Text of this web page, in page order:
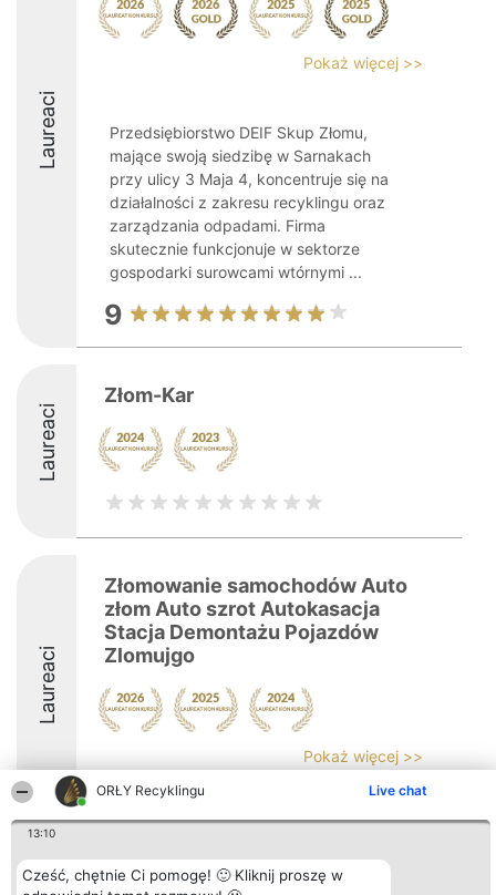
ORŁY Recyklingu Live chat
13:10
Cześć, chętnie Ci pomogę! 🙂 Kliknij proszę w
Laureaci
Pokaż więcej >>
Przedsiębiorstwo DEIF Skup Złomu,
mające swoją siedzibę w Sarnakach
przy ulicy 3 Maja 4, koncentruje się na
działalności z zakresu recyklingu oraz
zarządzania odpadami. Firma
skutecznie funkcjonuje w sektorze
gospodarki surowcami wtórnymi ...
9
Laureaci
Złom-Kar
Laureaci
Złomowanie samochodów Auto
złom Auto szrot Autokasacja
Stacja Demontażu Pojazdów
Zlomujgo
Pokaż więcej >>
8.4
Organizator plebiscytu Plebiscyt Kontakt